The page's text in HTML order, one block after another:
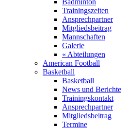
Badminton
Trainingszeiten
Ansprechpartner
Mitgliedsbeitrag
Mannschaften
Galerie
« Abteilungen
American Football
Basketball
Basketball
News und Berichte
Trainingskontakt
Ansprechpartner
Mitgliedsbeitrag
Termine